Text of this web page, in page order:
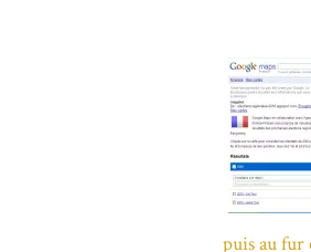
puis au fur